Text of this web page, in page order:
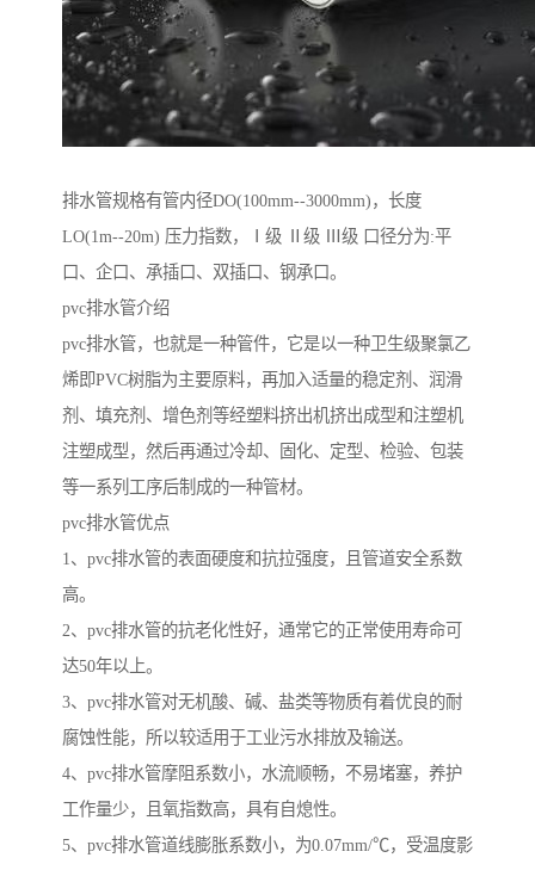
排水管规格有管内径DO(100mm--3000mm)，长度
LO(1m--20m) 压力指数，Ⅰ级 Ⅱ级 Ⅲ级 口径分为:平
口、企口、承插口、双插口、钢承口。
pvc排水管介绍
pvc排水管，也就是一种管件，它是以一种卫生级聚氯乙
烯即PVC树脂为主要原料，再加入适量的稳定剂、润滑
剂、填充剂、增色剂等经塑料挤出机挤出成型和注塑机
注塑成型，然后再通过冷却、固化、定型、检验、包装
等一系列工序后制成的一种管材。
pvc排水管优点
1、pvc排水管的表面硬度和抗拉强度，且管道安全系数
高。
2、pvc排水管的抗老化性好，通常它的正常使用寿命可
达50年以上。
3、pvc排水管对无机酸、碱、盐类等物质有着优良的耐
腐蚀性能，所以较适用于工业污水排放及输送。
4、pvc排水管摩阻系数小，水流顺畅，不易堵塞，养护
工作量少，且氧指数高，具有自熄性。
5、pvc排水管道线膨胀系数小，为0.07mm/℃，受温度影